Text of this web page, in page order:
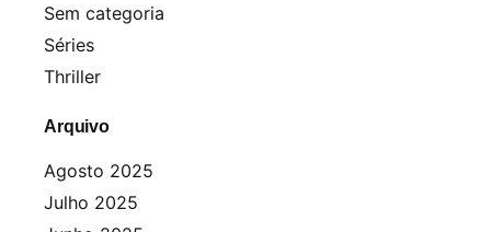
Sem categoria
Séries
Thriller
Arquivo
Agosto 2025
Julho 2025